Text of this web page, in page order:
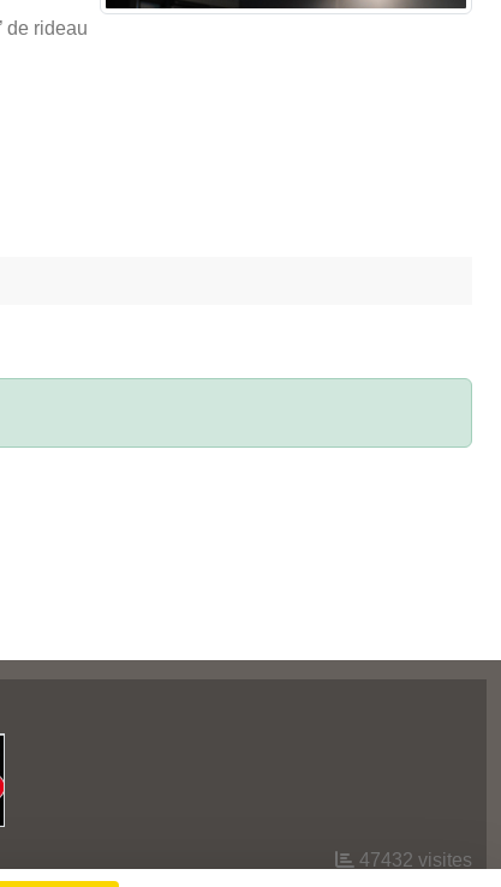
de rideau
47432 visites